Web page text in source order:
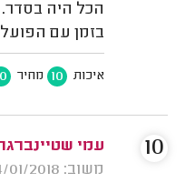
הכל היה
בזמן עם
איכות 10 מחיר
עמי
משוב: 24/01/2018
10